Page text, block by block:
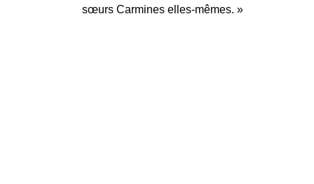
sœurs Carmines elles-mêmes. »